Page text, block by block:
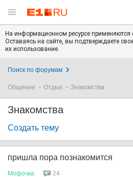
На информационном ресурсе применяются
Оставаясь на сайте, вы подтверждаете
их использование.
Поиск по форумам
Общение Отдых Знакомства
Знакомства
Создать тему
пришла пора познакомится
Мофочка 24